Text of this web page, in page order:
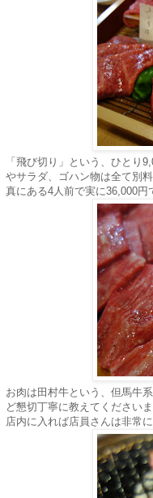
「飛び切り」という、ひとり
やサラダ、ゴハン物は全て別
真にある4人前で実に36,000円
お肉は田村牛という、但馬牛
ど懇切丁寧に教えてください
店内に入れば店員さんは非常